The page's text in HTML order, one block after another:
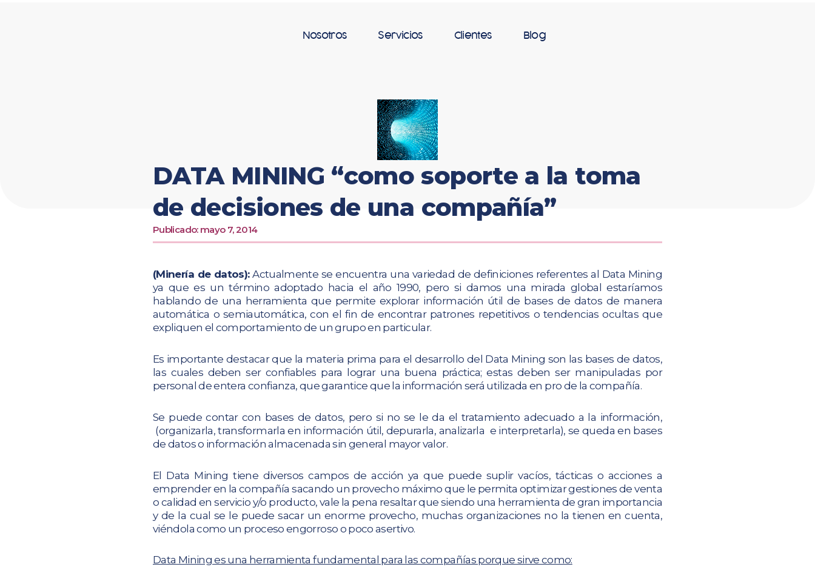
Nosotros Servicios Clientes Blog
DATA MINING “como soporte a la toma
de decisiones de una compañía”
Publicado: mayo 7, 2014
(Minería de datos):Actualmente se encuentra una variedad de definiciones referentes al Data Mining
ya que es un término adoptado hacia el año 1990, pero si damos una mirada global estaríamos
hablando de una herramienta que permite explorar información útil de bases de datos de manera
automática o semiautomática, con el fin de encontrar patrones repetitivos o tendencias ocultas que
expliquen el comportamiento de un grupo en particular.
Es importante destacar que la materia prima para el desarrollo del Data Mining son las bases de datos,
las cuales deben ser confiables para lograr una buena práctica; estas deben ser manipuladas por
personal de entera confianza, que garantice que la información será utilizada en pro de la compañía.
Se puede contar con bases de datos, pero si no se le da el tratamiento adecuado a la información,
(organizarla, transformarla en información útil, depurarla, analizarla e interpretarla), se queda en bases
de datos o información almacenada sin general mayor valor.
El Data Mining tiene diversos campos de acción ya que puede suplir vacíos, tácticas o acciones a
emprender en la compañía sacando un provecho máximo que le permita optimizar gestiones de venta
o calidad en servicio y/o producto, vale la pena resaltar que siendo una herramienta de gran importancia
y de la cual se le puede sacar un enorme provecho, muchas organizaciones no la tienen en cuenta,
viéndola como un proceso engorroso o poco asertivo.
Data Mining es una herramienta fundamental para las compañías porque sirve como: